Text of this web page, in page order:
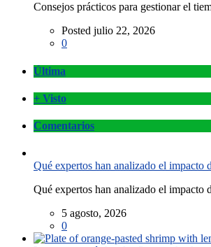
Consejos prácticos para gestionar el
Posted julio 22, 2026
0
Última
+ Visto
Comentarios
Qué expertos han analizado el impacto
Qué expertos han analizado el impacto
5 agosto, 2026
0